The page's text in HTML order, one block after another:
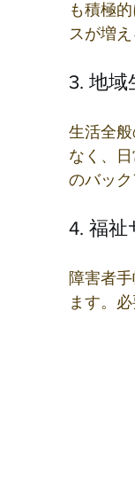
も積極
スが増え
3. 地域
生活全
なく、
のバック
4. 福祉
障害者
ます。